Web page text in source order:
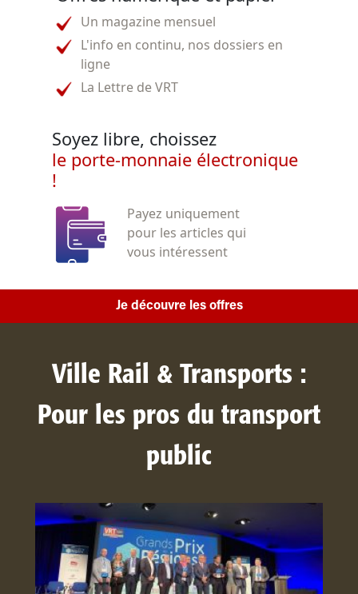
Un magazine mensuel
L'info en continu, nos dossiers en
ligne
La Lettre de VRT
Soyez libre, choissez
le porte-monnaie électronique
!
Payez uniquement
pour les articles qui
vous intéressent
Je découvre les offres
Ville Rail & Transports :
Pour les pros du transport
public